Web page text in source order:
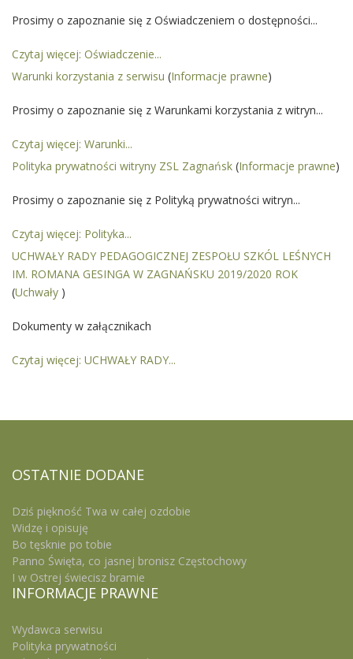
Prosimy o zapoznanie się z Oświadczeniem o dostępności...
Czytaj więcej: Oświadczenie...
Warunki korzystania z serwisu (Informacje prawne)
Prosimy o zapoznanie się z Warunkami korzystania z witryn...
Czytaj więcej: Warunki...
Polityka prywatności witryny ZSL Zagnańsk (Informacje prawne)
Prosimy o zapoznanie się z Polityką prywatności witryn...
Czytaj więcej: Polityka...
UCHWAŁY RADY PEDAGOGICZNEJ ZESPOŁU SZKÓL LEŚNYCH
IM. ROMANA GESINGA W ZAGNAŃSKU 2019/2020 ROK
(Uchwały )
Dokumenty w załącznikach
Czytaj więcej: UCHWAŁY RADY...
OSTATNIE DODANE
Dziś piękność Twa w całej ozdobie
Widzę i opisuję
Bo tęsknie po tobie
Panno Święta, co jasnej bronisz Częstochowy
I w Ostrej świecisz bramie
INFORMACJE PRAWNE
Wydawca serwisu
Polityka prywatności